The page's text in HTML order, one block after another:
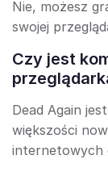
Nie, możesz
swojej
Czy jest
Dead Again
większości
internetowych